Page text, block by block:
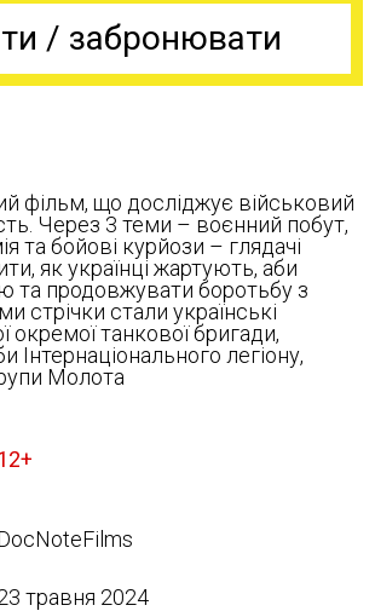
/ забронювати
фільм, що досліджує військовий
Через 3 теми – воєнний побут,
та бойові курйози – глядачі
як українці жартують, аби
та продовжувати боротьбу з
стрічки стали українські
окремої танкової бригади,
Інтернаціонального легіону,
Молота
травня 2024